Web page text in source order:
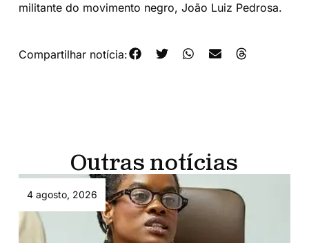
militante do movimento negro, João Luiz Pedrosa.
Compartilhar notícia:
Outras notícias
4 agosto, 2026